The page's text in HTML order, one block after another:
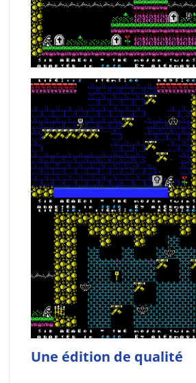
Une édition de qualité